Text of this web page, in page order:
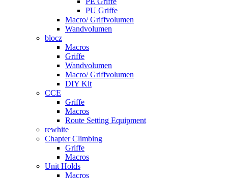
PU Griffe
Macro/ Griffvolumen
Wandvolumen
blocz
Macros
Griffe
Wandvolumen
Macro/ Griffvolumen
DIY Kit
CCE
Griffe
Macros
Route Setting Equipment
rewhite
Chapter Climbing
Griffe
Macros
Unit Holds
Macros